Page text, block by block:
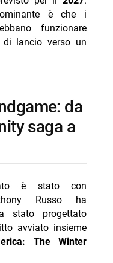
è che i
funzionare
di lancio verso un
saga a
è stato con
Russo ha
stato progettato
avviato insieme
The Winter